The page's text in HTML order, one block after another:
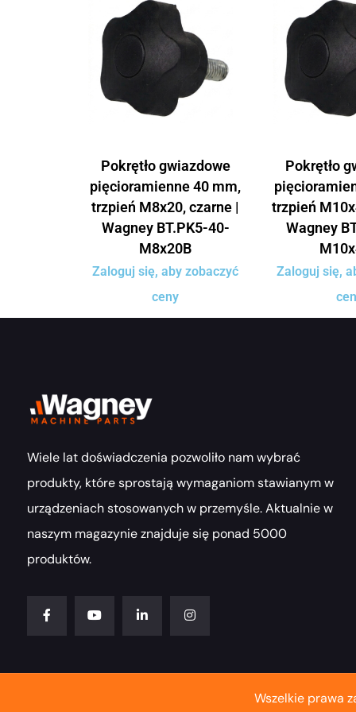
Pokrętło gwiazdowe
pięcioramienne 40 mm,
trzpień M8x20, czarne |
Wagney BT.PK5-40-
M8x20B
Zaloguj się, aby zobaczyć
ceny
Pokrętło
trzpień
Wagney
Zaloguj się,
Wiele lat doświadczenia pozwoliło nam wybrać
produkty, które sprostają wymaganiom stawianym w
urządzeniach stosowanych w przemyśle. Aktualnie w
naszym magazynie znajduje się ponad 5000
produktów.
Wszelkie prawa